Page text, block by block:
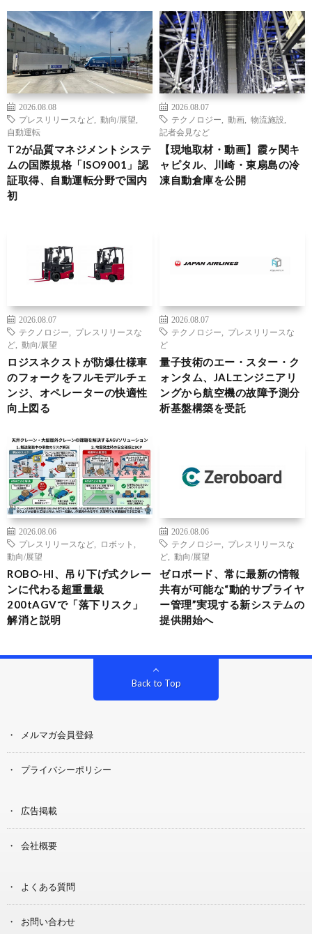
2026.08.08
プレスリリースなど
動向/展望
自動運転
T2が品質マネジメントシステ
ムの国際規格「ISO9001」認
証取得、自動運転分野で国内
初
2026.08.07
テクノロジー
動画 物流施設
記者会見など
【現地取材・動画】霞ヶ関キ
ャピタル、川崎・東扇島の冷
凍自動倉庫を公開
2026.08.07
テクノロジー
プレスリリースな
ど
動向/展望
ロジスネクストが防爆仕様車
のフォークをフルモデルチェ
ンジ、オペレーターの快適性
向上図る
2026.08.07
テクノロジー
プレスリリースな
ど
量子技術のエー・スター・ク
ォンタム、JALエンジニアリ
ングから航空機の故障予測分
析基盤構築を受託
2026.08.06
プレスリリースなど
ロボット
動向/展望
ROBO-HI、吊り下げ式クレー
ンに代わる超重量級
200tAGVで「落下リスク」
解消と説明
2026.08.06
テクノロジー
プレスリリースな
ど
動向/展望
ゼロボード、常に最新の情報
共有が可能な“動的サプライヤ
ー管理”実現する新システムの
提供開始へ
Back to Top
メルマガ会員登録
プライバシーポリシー
広告掲載
会社概要
よくある質問
お問い合わせ